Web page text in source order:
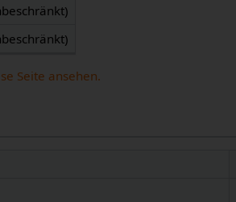
Seite ansehen.